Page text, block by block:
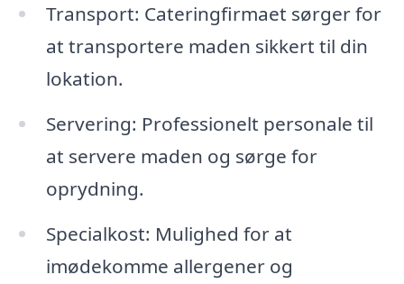
Transport: Cateringfirmaet sørger for
at transportere maden sikkert til din
lokation.
Servering: Professionelt personale til
at servere maden og sørge for
oprydning.
Specialkost: Mulighed for at
imødekomme allergener og